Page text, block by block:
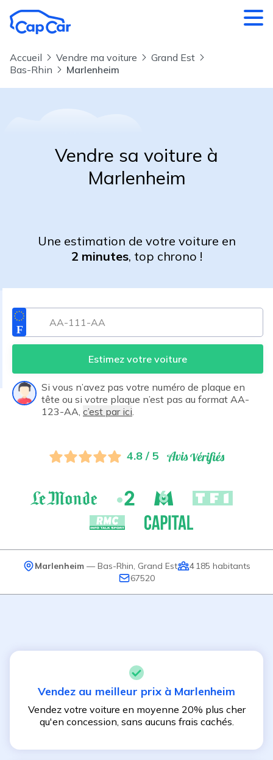
Accueil Vendre ma voiture
Grand Est
Bas-Rhin
Marlenheim
Vendre sa voiture à
Marlenheim
Une estimation de votre voiture en
2 minutes, top chrono !
Estimez votre voiture
Si vous n’avez pas votre numéro de plaque en
tête ou si votre plaque n’est pas au format AA-
123-AA, c’est par ici
4.8 / 5
Marlenheim — Bas-Rhin Grand Est 4 185 habitants
67520
Vendez au meilleur prix à Marlenheim
Vendez votre voiture en moyenne 20% plus cher
qu'en concession, sans aucuns frais cachés.